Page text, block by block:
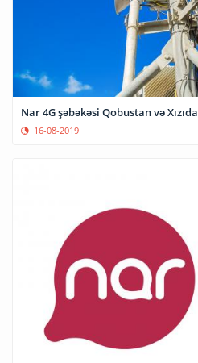
Nar 4G şəbəkəsi Qobustan və Xızıda
16-08-2019